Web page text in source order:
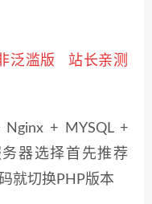
泛滥版 站长亲测
+ MYSQL +
器选择首先推荐
就切换PHP版本